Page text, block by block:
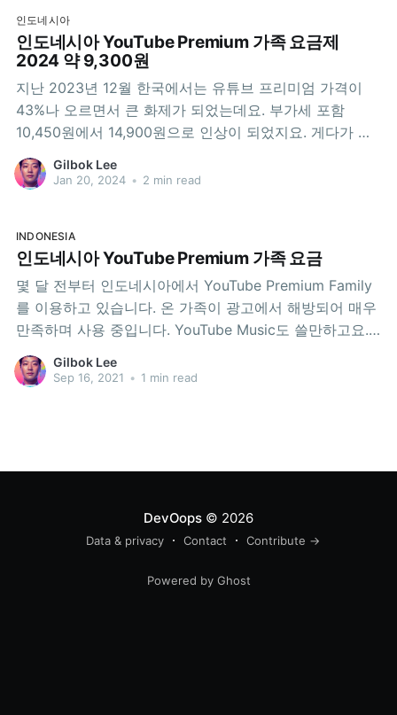
인도네시아
인도네시아 YouTube Premium 가족 요금제
2024 약 9,300원
지난 2023년 12월 한국에서는 유튜브 프리미엄 가격이
43%나 오르면서 큰 화제가 되었는데요. 부가세 포함
10,450원에서 14,900원으로 인상이 되었지요. 게다가 이
가격은 개인 사용자를 위한 플랜의 가격이고, 패밀리 플랜
은 아예 제공되고 있지 않지요. (머니투데이) 유튜브 프리
Gilbok Lee
Jan 20, 2024 • 2 min read
INDONESIA
인도네시아 YouTube Premium 가족 요금
몇 달 전부터 인도네시아에서 YouTube Premium Family
를 이용하고 있습니다. 온 가족이 광고에서 해방되어 매우
만족하며 사용 중입니다. YouTube Music도 쓸만하고요.
대신 VIBE(구 네이버 뮤직)는 사용중지 하였습니다. 가격
은 IDR 89,000(한화 7,000원)입니다. 가족요금 아닌 개인
Gilbok Lee
Sep 16, 2021 • 1 min read
DevOops© 2026
Data & privacy Contact Contribute →
Powered by Ghost